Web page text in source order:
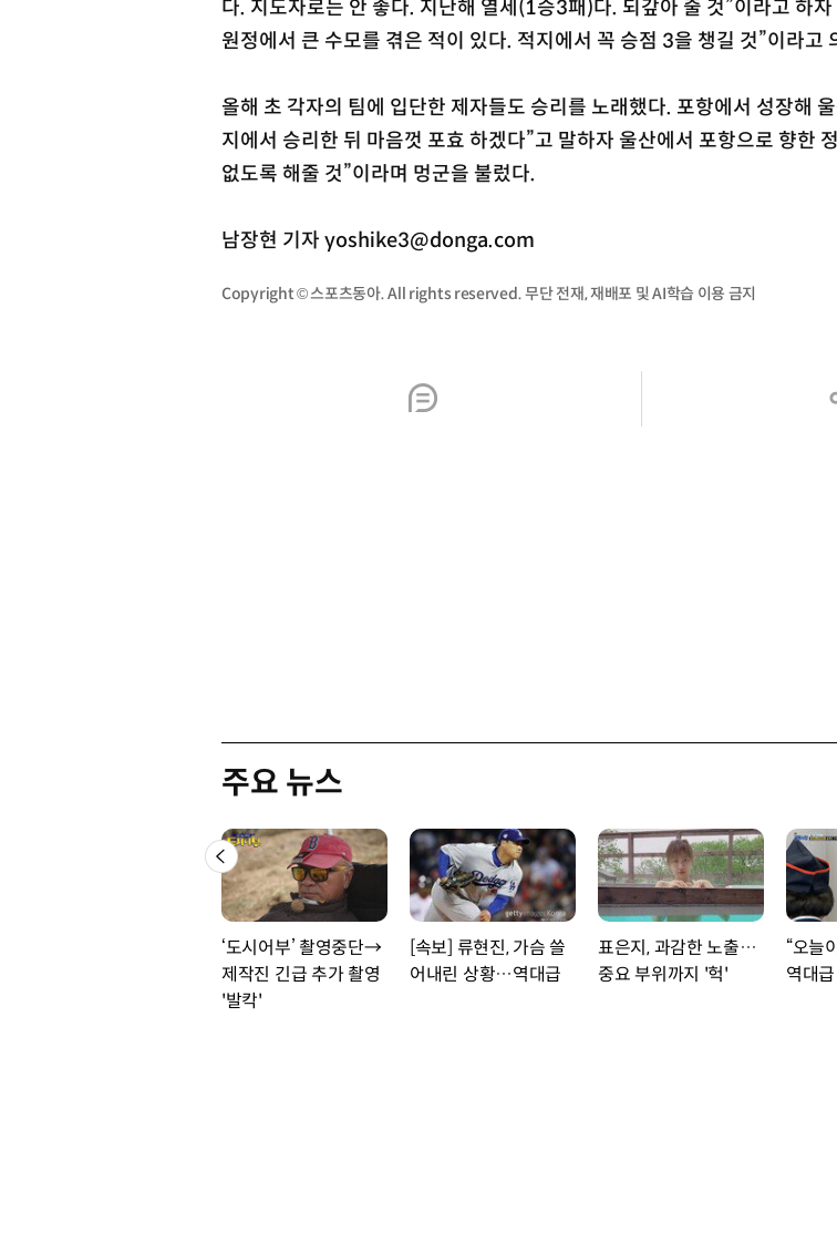
다. 지도자로는 안 좋다. 지난해 열세(1승3패)다. 되갚아 줄 것”이라고 하
원정에서 큰 수모를 겪은 적이 있다. 적지에서 꼭 승점 3을 챙길 것”이라고
올해 초 각자의 팀에 입단한 제자들도 승리를 노래했다. 포항에서 성장해
지에서 승리한 뒤 마음껏 포효 하겠다”고 말하자 울산에서 포항으로 향한
없도록 해줄 것”이라며 멍군을 불렀다.
남장현 기자 yoshike3@donga.com
Copyright © 스포츠동아. All rights reserved. 무단 전재, 재배포 및 AI학습 이용 금지
주요 뉴스
‘도시어부’ 촬영중단→
제작진 긴급 추가 촬영
'발칵'
[속보] 류현진, 가슴 쓸
어내린 상황…역대급
표은지, 과감한 노출…
중요 부위까지 '헉'
“오늘
역대